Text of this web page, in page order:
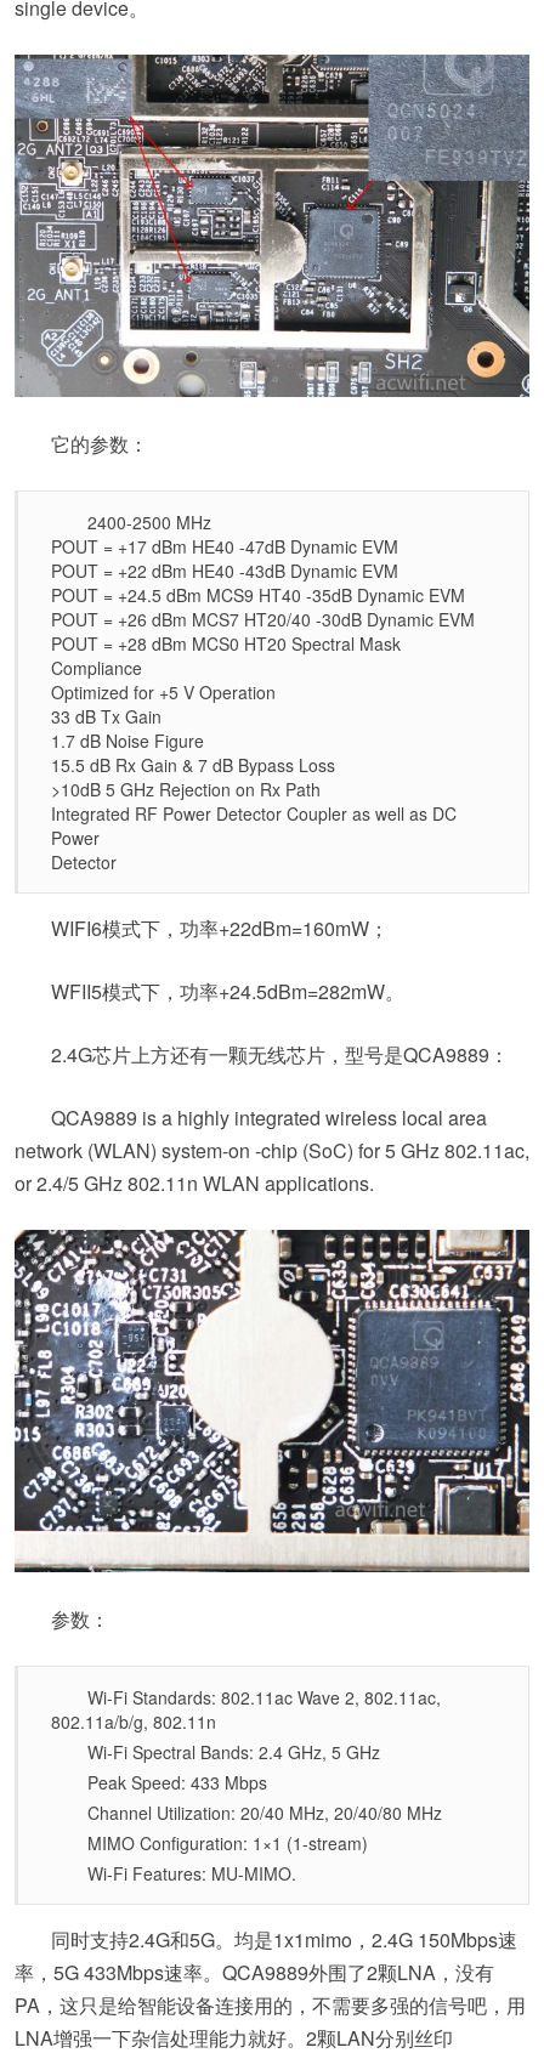
single device。
它的参数：
2400-2500 MHz
POUT = +17 dBm HE40 -47dB Dynamic EVM
POUT = +22 dBm HE40 -43dB Dynamic EVM
POUT = +24.5 dBm MCS9 HT40 -35dB Dynamic EVM
POUT = +26 dBm MCS7 HT20/40 -30dB Dynamic EVM
POUT = +28 dBm MCS0 HT20 Spectral Mask
Compliance
Optimized for +5 V Operation
33 dB Tx Gain
1.7 dB Noise Figure
15.5 dB Rx Gain & 7 dB Bypass Loss
>10dB 5 GHz Rejection on Rx Path
Integrated RF Power Detector Coupler as well as DC
Power
Detector
WIFI6模式下，功率+22dBm=160mW；
WFII5模式下，功率+24.5dBm=282mW。
2.4G芯片上方还有一颗无线芯片，型号是QCA9889：
QCA9889 is a highly integrated wireless local area
network (WLAN) system-on -chip (SoC) for 5 GHz 802.11ac,
or 2.4/5 GHz 802.11n WLAN applications.
参数：
Wi-Fi Standards: 802.11ac Wave 2, 802.11ac,
802.11a/b/g, 802.11n
Wi-Fi Spectral Bands: 2.4 GHz, 5 GHz
Peak Speed: 433 Mbps
Channel Utilization: 20/40 MHz, 20/40/80 MHz
MIMO Configuration: 1×1 (1-stream)
Wi-Fi Features: MU-MIMO.
同时支持2.4G和5G。均是1x1mimo，2.4G 150Mbps速
率，5G 433Mbps速率。QCA9889外围了2颗LNA，没有
PA，这只是给智能设备连接用的，不需要多强的信号吧，用
LNA增强一下杂信处理能力就好。2颗LAN分别丝印